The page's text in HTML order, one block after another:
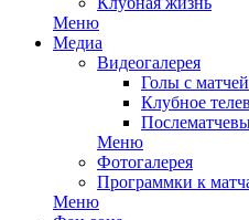
Меню
Медиа
Видеогалерея
Голы с матчей
Клубное
Меню
Фотогалерея
Программки к
Меню